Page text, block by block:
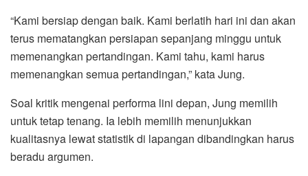
“Kami bersiap dengan baik. Kami berlatih hari ini dan akan
terus mematangkan persiapan sepanjang minggu untuk
memenangkan pertandingan. Kami tahu, kami harus
memenangkan semua pertandingan,” kata Jung.
Soal kritik mengenai performa lini depan, Jung memilih
untuk tetap tenang. Ia lebih memilih menunjukkan
kualitasnya lewat statistik di lapangan dibandingkan harus
beradu argumen.